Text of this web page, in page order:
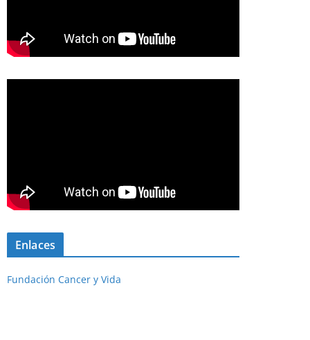
Enlaces
Fundación Cancer y Vida